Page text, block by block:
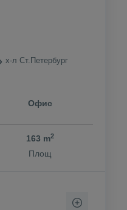
х-л Ст.Петербург
Офис
163 m2
Площ